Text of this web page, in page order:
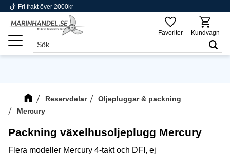
Meny
phishing Fri frakt över 2000kr
Favoriter Kundvagn
Reservdelar
Oljepluggar & packning
Mercury
Packning växelhusoljeplugg Mercury
Flera modeller Mercury 4-takt och DFI, ej